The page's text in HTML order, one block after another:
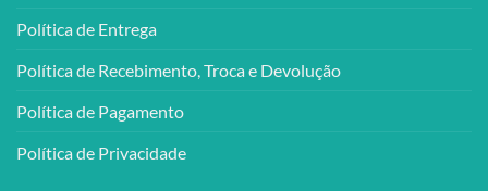
Política de Entrega
Política de Recebimento, Troca e Devolução
Política de Pagamento
Política de Privacidade